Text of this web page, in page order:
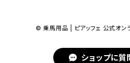
© 乗馬用品 | ピアッフェ 公式オン
ショップに質